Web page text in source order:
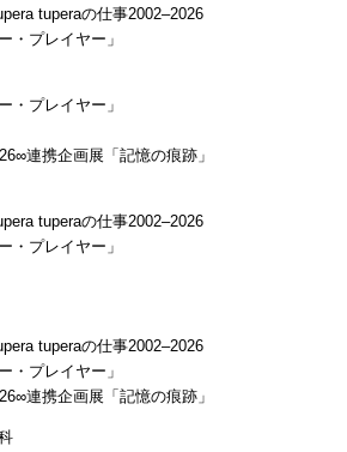
tuperaの仕事2002–2026
・プレイヤー」
・プレイヤー」
連携企画展「記憶の痕跡」
tuperaの仕事2002–2026
・プレイヤー」
tuperaの仕事2002–2026
・プレイヤー」
連携企画展「記憶の痕跡」